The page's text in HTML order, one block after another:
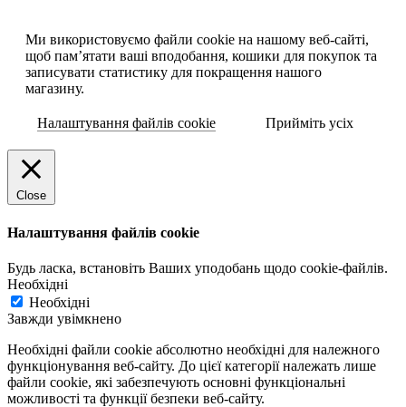
Ми використовуємо файли cookie на нашому веб-сайті,
щоб пам’ятати ваші вподобання, кошики для покупок та
записувати статистику для покращення нашого
магазину.
Налаштування файлів cookie Прийміть усіх
Close
Налаштування файлів cookie
Будь ласка, встановіть Ваших уподобань щодо cookie-файлів.
Необхідні
Необхідні
Завжди увімкнено
Необхідні файли cookie абсолютно необхідні для належного
функціонування веб-сайту. До цієї категорії належать лише
файли cookie, які забезпечують основні функціональні
можливості та функції безпеки веб-сайту.